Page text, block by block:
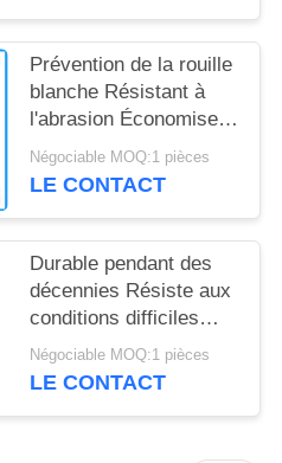
Prévention de la rouille
blanche Résistant à
l'abrasion Économise
de l'argent
Échafaudage Prêt Zinc
Négociable MOQ:1 pièces
LE CONTACT
Durable pendant des
décennies Résiste aux
conditions difficiles
Faible entretien Faible
entretien Zinc de haute
Négociable MOQ:1 pièces
LE CONTACT